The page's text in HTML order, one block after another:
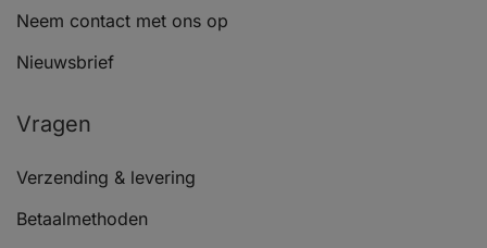
Neem contact met ons op
Nieuwsbrief
Vragen
Verzending & levering
Betaalmethoden